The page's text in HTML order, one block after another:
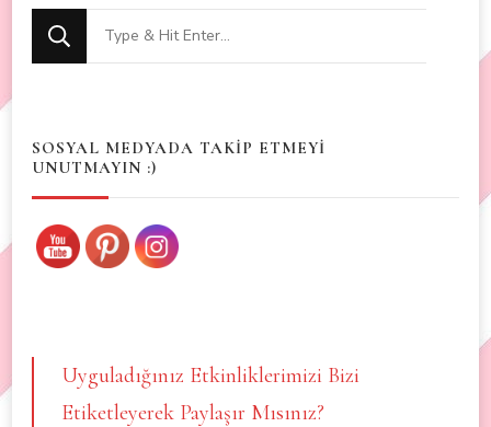
Looking
for
SOSYAL MEDYADA TAKİP ETMEYİ
UNUTMAYIN :)
Uyguladığınız Etkinliklerimizi Bizi
Etiketleyerek Paylaşır Mısınız?